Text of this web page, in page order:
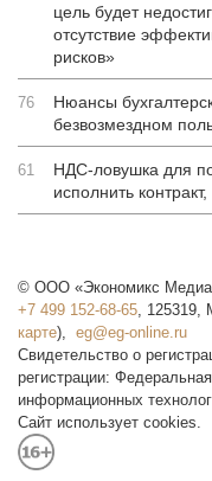
цель будет
отсутствие
рисков»
76
Нюансы
безвозмездном
61
НДС-ловушка для
исполнить
© ООО «Экономикс
+7 499 152-68-65, 125319,
карте),
Свидетельство о
регистрации:
информационных
Сайт использует cookies.